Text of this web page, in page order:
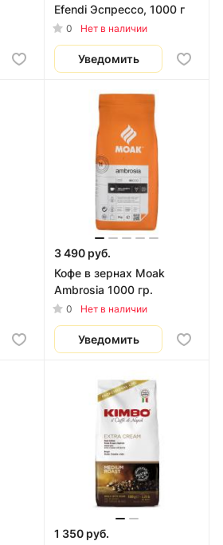
Efendi Эспрессо, 1000 г
0 Нет в наличии
Уведомить
3 490 руб.
Кофе в зернах Moak
Ambrosia 1000 гр.
0 Нет в наличии
Уведомить
1 350 руб.